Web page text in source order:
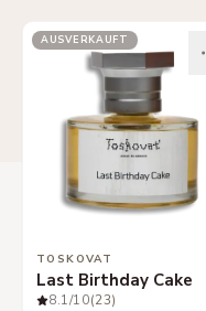
AUSVERKAUFT
TOSKOVAT
Last Birthday Cake
8.1/10(23)